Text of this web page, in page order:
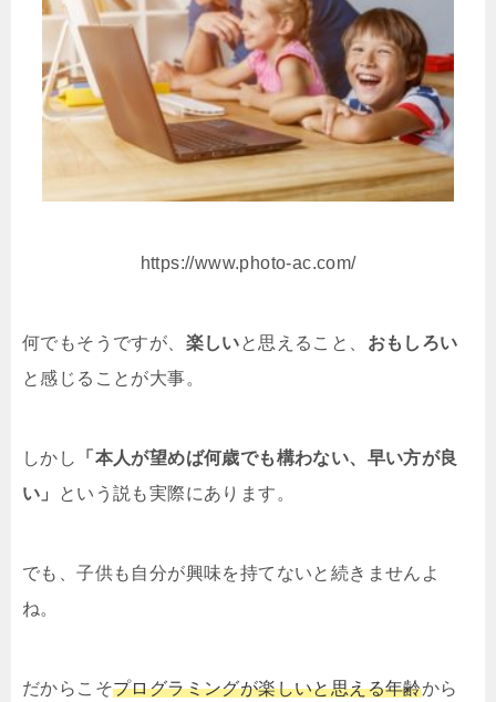
https://www.photo-ac.com/
何でもそうですが、 楽しいと思えること、 おもしろい
と感じることが大事。
しかし
「本人が望めば何歳でも構わない、早い方が良
い」
という説も実際にあります。
でも、子供も自分が興味を持てないと続きませんよ
ね。
だからこそプログラミングが楽しいと思える年齢から